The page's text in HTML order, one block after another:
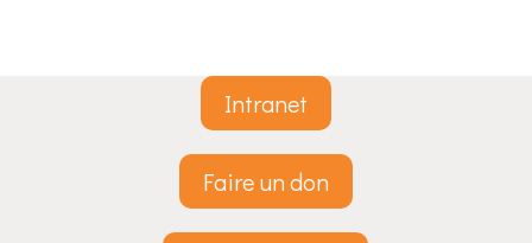
Intranet
Faire un don